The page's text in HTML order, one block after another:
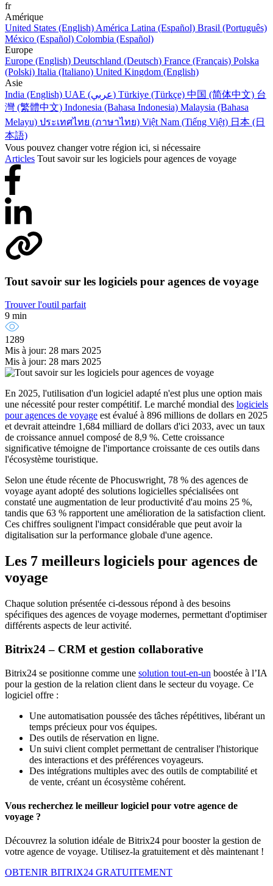
fr
Amérique
United States (English) América Latina (Español) Brasil (Português)
México (Español) Colombia (Español)
Europe
Europe (English) Deutschland (Deutsch) France (Français) Polska
(Polski) Italia (Italiano) United Kingdom (English)
Asie
India (English)
UAE (عربي) Türkiye (Türkçe) 中国 (简体中文) 台
灣 (繁體中文) Indonesia (Bahasa Indonesia) Malaysia (Bahasa
Melayu) ประเทศไทย (ภาษาไทย) Việt Nam (Tiếng Việt) 日本 (日
本語)
Vous pouvez changer votre région ici, si nécessaire
Articles Tout savoir sur les logiciels pour agences de voyage
Tout savoir sur les logiciels pour agences de voyage
Trouver l'outil parfait
9 min
1289
Mis à jour: 28 mars 2025
Mis à jour: 28 mars 2025
En 2025, l'utilisation d'un logiciel adapté n'est plus une option mais
une nécessité pour rester compétitif. Le marché mondial des logiciels
pour agences de voyage est évalué à 896 millions de dollars en 2025
et devrait atteindre 1,684 milliard de dollars d'ici 2033, avec un taux
de croissance annuel composé de 8,9 %. Cette croissance
significative témoigne de l'importance croissante de ces outils dans
l'écosystème touristique.
Selon une étude récente de Phocuswright, 78 % des agences de
voyage ayant adopté des solutions logicielles spécialisées ont
constaté une augmentation de leur productivité d'au moins 25 %,
tandis que 63 % rapportent une amélioration de la satisfaction client.
Ces chiffres soulignent l'impact considérable que peut avoir la
digitalisation sur la performance globale d'une agence.
Les 7 meilleurs logiciels pour agences de
voyage
Chaque solution présentée ci-dessous répond à des besoins
spécifiques des agences de voyage modernes, permettant d'optimiser
différents aspects de leur activité.
Bitrix24 – CRM et gestion collaborative
Bitrix24 se positionne comme une solution tout-en-un boostée à l’IA
pour la gestion de la relation client dans le secteur du voyage. Ce
logiciel offre :
Une automatisation poussée des tâches répétitives, libérant un
temps précieux pour vos équipes.
Des outils de réservation en ligne.
Un suivi client complet permettant de centraliser l'historique
des interactions et des préférences voyageurs.
Des intégrations multiples avec des outils de comptabilité et
de vente, créant un écosystème cohérent.
Vous recherchez le meilleur logiciel pour votre agence de
voyage ?
Découvrez la solution idéale de Bitrix24 pour booster la gestion de
votre agence de voyage. Utilisez-la gratuitement et dès maintenant !
OBTENIR BITRIX24 GRATUITEMENT